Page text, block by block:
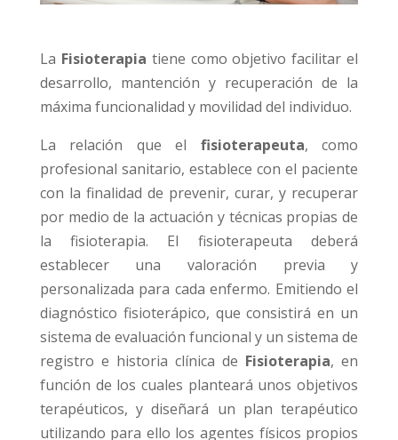
La Fisioterapia tiene como objetivo facilitar el
desarrollo, mantención y recuperación de la
máxima funcionalidad y movilidad del individuo.
La relación que el fisioterapeuta, como
profesional sanitario, establece con el paciente
con la finalidad de prevenir, curar, y recuperar
por medio de la actuación y técnicas propias de
la fisioterapia. El fisioterapeuta deberá
establecer una valoración previa y
personalizada para cada enfermo. Emitiendo el
diagnóstico fisioterápico, que consistirá en un
sistema de evaluación funcional y un sistema de
registro e historia clínica de Fisioterapia, en
función de los cuales planteará unos objetivos
terapéuticos, y diseñará un plan terapéutico
utilizando para ello los agentes físicos propios